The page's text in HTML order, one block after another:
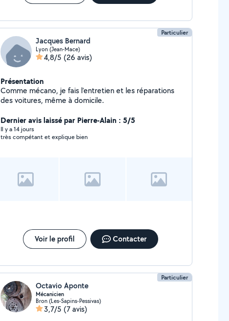
Particulier
Jacques Bernard
Lyon (Jean-Mace)
4,8/5 (26 avis)
Présentation
Comme mécano, je fais l’entretien et les réparations
des voitures, même à domicile.
Dernier avis laissé par Pierre-Alain : 5/5
Il y a 14 jours
très compétant et explique bien
Voir le profil Contacter
Particulier
Octavio Aponte
Mécanicien
Bron (Les-Sapins-Pessivas)
3,7/5 (7 avis)